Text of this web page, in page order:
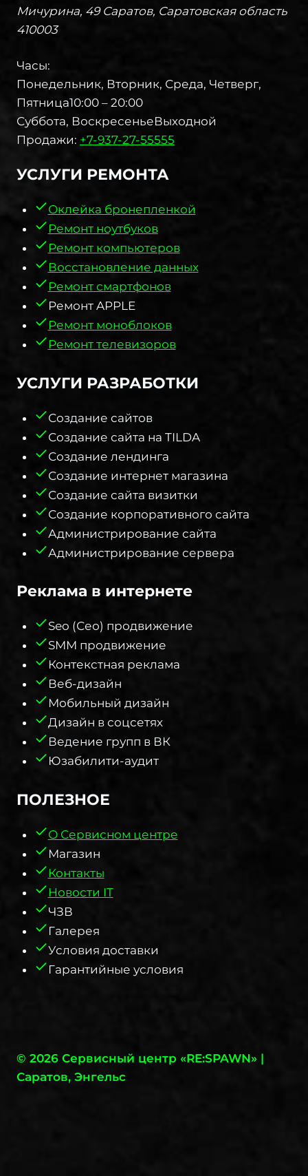
Мичурина, 49 Саратов, Саратовская область
410003
Часы:
Понедельник, Вторник, Среда, Четверг,
Пятница10:00 – 20:00
Суббота, ВоскресеньеВыходной
Продажи: +7-937-27-55555
УСЛУГИ РЕМОНТА​
Оклейка бронепленкой
Ремонт ноутбуков
Ремонт компьютеров
Восстановление данных
Ремонт смартфонов
Ремонт APPLE
Ремонт моноблоков
Ремонт телевизоров
УСЛУГИ РАЗРАБОТКИ​
Создание сайтов
Создание сайта на TILDA
Создание лендинга
Создание интернет магазина
Создание сайта визитки
Создание корпоративного сайта
Администрирование сайта
Администрирование сервера
Реклама в интернете
Seo (Сео) продвижение
SMM продвижение
Контекстная реклама
Веб-дизайн
Мобильный дизайн
Дизайн в соцсетях
Ведение групп в ВК
Юзабилити-аудит
ПОЛЕЗНОЕ​
О Сервисном центре
Магазин
Контакты
Новости IT
ЧЗВ
Галерея
Условия доставки
Гарантийные условия
© 2026 Сервисный центр «RE:SPAWN» |
Саратов, Энгельс